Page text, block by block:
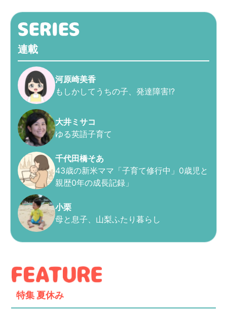
連載
河原崎美香
もしかしてうちの子、発達障害!?
大井ミサコ
ゆる英語子育て
千代田橋そあ
43歳の新米ママ「子育て修行中」0歳児と
親歴0年の成長記録」
小栗
母と息子、山梨ふたり暮らし
特集 夏休み